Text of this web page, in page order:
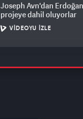
Joseph Avn'dan
projeye dahil oluyorlar
VIDEOYU İZLE